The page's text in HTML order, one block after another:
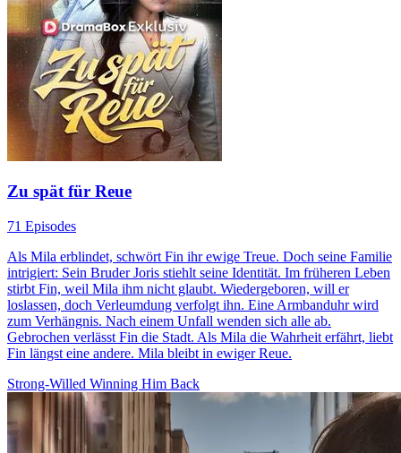
Zu spät für Reue
71 Episodes
Als Mila erblindet, schwört Fin ihr ewige Treue. Doch seine Familie
intrigiert: Sein Bruder Joris stiehlt seine Identität. Im früheren Leben
stirbt Fin, weil Mila ihm nicht glaubt. Wiedergeboren, will er
loslassen, doch Verleumdung verfolgt ihn. Eine Armbanduhr wird
zum Verhängnis. Nach einem Unfall wenden sich alle ab.
Gebrochen verlässt Fin die Stadt. Als Mila die Wahrheit erfährt, liebt
Fin längst eine andere. Mila bleibt in ewiger Reue.
Strong-Willed Winning Him Back